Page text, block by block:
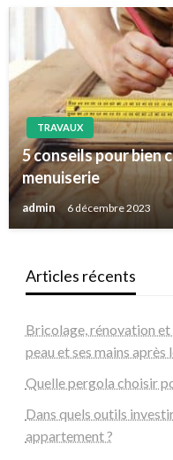
TRAVAUX
5 conseils pour bien
menuiserie
admin 6 décembre 2023
Articles récents
Bricolage, rénovation
peau et ses mains après
Quelle pergola choisir
Dans quels outils
appartement ?